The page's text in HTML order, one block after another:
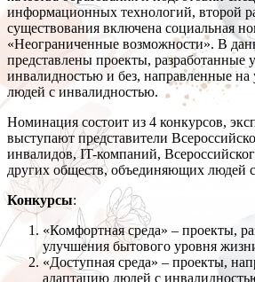
информационных технологий, второй
существования включена социальная
«Неограниченные возможности». В
представлены проекты, разработанные
инвалидностью и без, направленные
людей с инвалидностью.
Номинация состоит из 4 конкурсов,
выступают представители
инвалидов, IT-компаний,
других обществ, объединяющих людей
Конкурсы:
«Комфортная среда» – проекты,
улучшения бытового уровня
«Доступная среда» – проекты,
адаптацию людей с